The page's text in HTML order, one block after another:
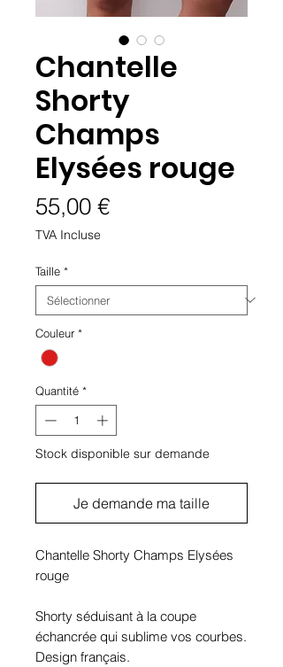
Chantelle
Shorty
Champs
Elysées rouge
55,00 €Prix
TVA Incluse
Taille *
Couleur *
Quantité *
Stock disponible sur demande
Je demande ma taille
Chantelle Shorty Champs Elysées
rouge
Shorty séduisant à la coupe
échancrée qui sublime vos courbes.
Design français.